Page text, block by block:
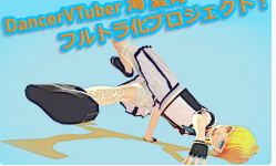
アート・写真
テクノロジー・ガジェッ
映像・映画